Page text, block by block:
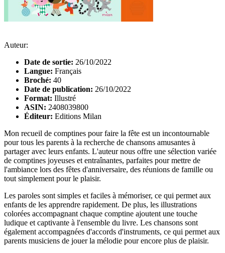
Auteur:
Date de sortie: 26/10/2022
Langue: Français
Broché: 40
Date de publication: 26/10/2022
Format: Illustré
ASIN: 2408039800
Éditeur: Editions Milan
Mon recueil de comptines pour faire la fête est un incontournable
pour tous les parents à la recherche de chansons amusantes à
partager avec leurs enfants. L'auteur nous offre une sélection variée
de comptines joyeuses et entraînantes, parfaites pour mettre de
l'ambiance lors des fêtes d'anniversaire, des réunions de famille ou
tout simplement pour le plaisir.
Les paroles sont simples et faciles à mémoriser, ce qui permet aux
enfants de les apprendre rapidement. De plus, les illustrations
colorées accompagnant chaque comptine ajoutent une touche
ludique et captivante à l'ensemble du livre. Les chansons sont
également accompagnées d'accords d'instruments, ce qui permet aux
parents musiciens de jouer la mélodie pour encore plus de plaisir.